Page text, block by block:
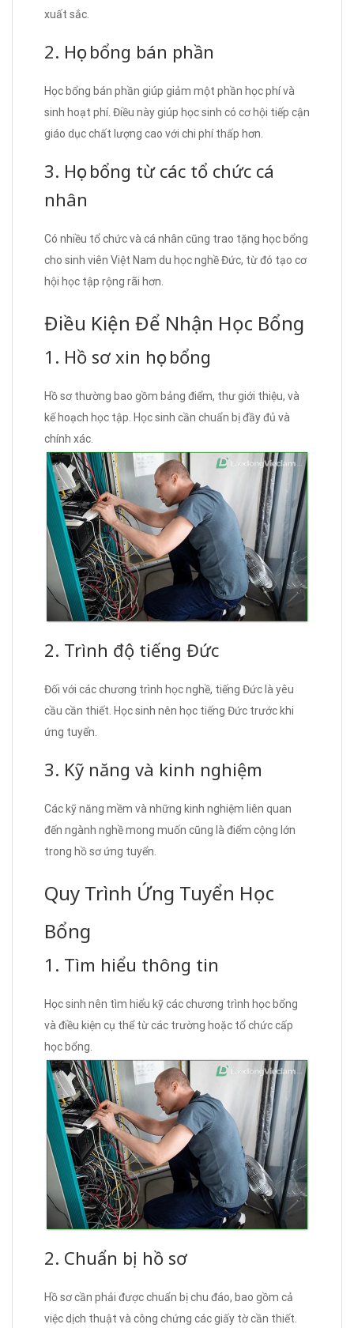
xuất sắc.
2. Học bổng bán phần
Học bổng bán phần giúp giảm một phần học phí và
sinh hoạt phí. Điều này giúp học sinh có cơ hội tiếp cận
giáo dục chất lượng cao với chi phí thấp hơn.
3. Học bổng từ các tổ chức cá
nhân
Có nhiều tổ chức và cá nhân cũng trao tặng học bổng
cho sinh viên Việt Nam du học nghề Đức, từ đó tạo cơ
hội học tập rộng rãi hơn.
Điều Kiện Để Nhận Học Bổng
1. Hồ sơ xin học bổng
Hồ sơ thường bao gồm bảng điểm, thư giới thiệu, và
kế hoạch học tập. Học sinh cần chuẩn bị đầy đủ và
chính xác.
2. Trình độ tiếng Đức
Đối với các chương trình học nghề, tiếng Đức là yêu
cầu cần thiết. Học sinh nên học tiếng Đức trước khi
ứng tuyển.
3. Kỹ năng và kinh nghiệm
Các kỹ năng mềm và những kinh nghiệm liên quan
đến ngành nghề mong muốn cũng là điểm cộng lớn
trong hồ sơ ứng tuyển.
Quy Trình Ứng Tuyển Học
Bổng
1. Tìm hiểu thông tin
Học sinh nên tìm hiểu kỹ các chương trình học bổng
và điều kiện cụ thể từ các trường hoặc tổ chức cấp
học bổng.
2. Chuẩn bị hồ sơ
Hồ sơ cần phải được chuẩn bị chu đáo, bao gồm cả
việc dịch thuật và công chứng các giấy tờ cần thiết.